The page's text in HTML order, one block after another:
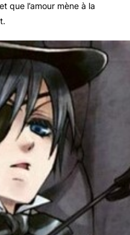
que l’amour mène à la